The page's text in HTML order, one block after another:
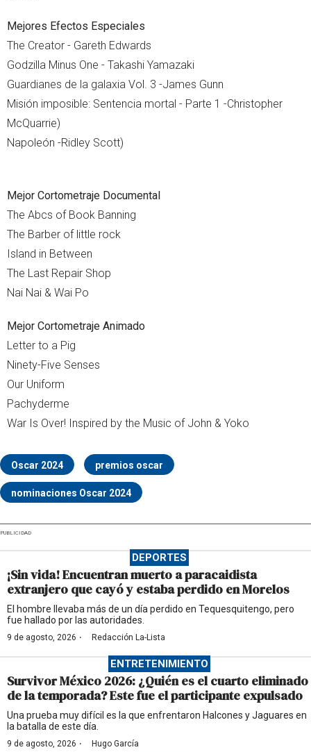
Mejores Efectos Especiales
The Creator - Gareth Edwards
Godzilla Minus One - Takashi Yamazaki
Guardianes de la galaxia Vol. 3 -James Gunn
Misión imposible: Sentencia mortal - Parte 1 -Christopher
McQuarrie)
Napoleón -Ridley Scott)
Mejor Cortometraje Documental
The Abcs of Book Banning
The Barber of little rock
Island in Between
The Last Repair Shop
Nai Nai & Wai Po
Mejor Cortometraje Animado
Letter to a Pig
Ninety-Five Senses
Our Uniform
Pachyderme
War Is Over! Inspired by the Music of John & Yoko
Oscar 2024 premios oscar
nominaciones Oscar 2024
PUBLICIDAD
DEPORTES
¡Sin vida! Encuentran muerto a paracaidista
extranjero que cayó y estaba perdido en Morelos
El hombre llevaba más de un día perdido en Tequesquitengo, pero
fue hallado por las autoridades.
9 de agosto, 2026 · Redacción La-Lista
ENTRETENIMIENTO
Survivor México 2026: ¿Quién es el cuarto eliminado
de la temporada? Este fue el participante expulsado
Una prueba muy difícil es la que enfrentaron Halcones y Jaguares en
la batalla de este día.
9 de agosto, 2026 · Hugo García